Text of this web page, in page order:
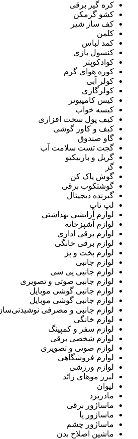
کره گیر برقی
کشو گرمکن
کف ساز شیر
کلمن
کمد لباس
کنسول بازی
کوادکوپتر
کوره هوای گرم
کولر آبی
کولرگازی
کیس کامپیوتر
کیسه خواب
کیف پول سخت افزاری
کیف و کاور گوشی
گاو صندوق
گجت تست سلامت آب
گریل و باربیکیو
گز
گوش پاک کن
گوشتکوب برقی
گیرنده دیجیتال
لپ تاپ
لوازم آرایشی بهداشتی
لوازم آشپزخانه
لوازم برقی اداری
لوازم برقی خانگی
لوازم پخت و پز
لوازم جانبی
لوازم جانبی پی سی
لوازم جانبی صوتی و تصویری
لوازم جانبی گوشی موبایل
لوازم جانبی گوشی موبایل
لوازم جانبی و مصرفی نوشیدنی‌ساز
لوازم خانگی
لوازم سفر و کمپینگ
لوازم شخصی برقی
لوازم صوتی و تصویری
لوازم فروشگاهی
لوازم ورزشی
لیزر موهای زائد
لیوان
مادربرد
ماساژور برقی
ماساژور پا
ماساژور چشم
ماشین اصلاح بدن